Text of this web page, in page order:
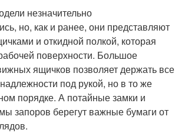
незначительно
но, как и ранее, они представляют
и откидной полкой, которая
поверхности. Большое
ящичков позволяет держать все
под рукой, но в то же
порядке. А потайные замки и
запоров берегут важные бумаги от